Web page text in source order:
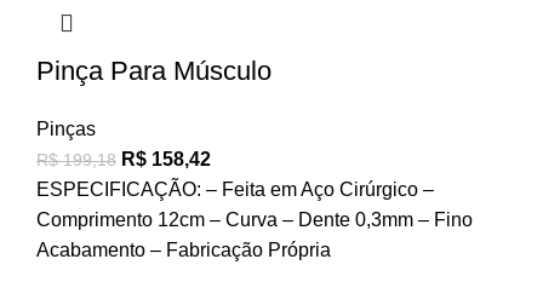
Pinça Para Músculo
Pinças
R$199,18 R$ 158,42
ESPECIFICAÇÃO: – Feita em Aço Cirúrgico –
Comprimento 12cm – Curva – Dente 0,3mm – Fino
Acabamento – Fabricação Própria